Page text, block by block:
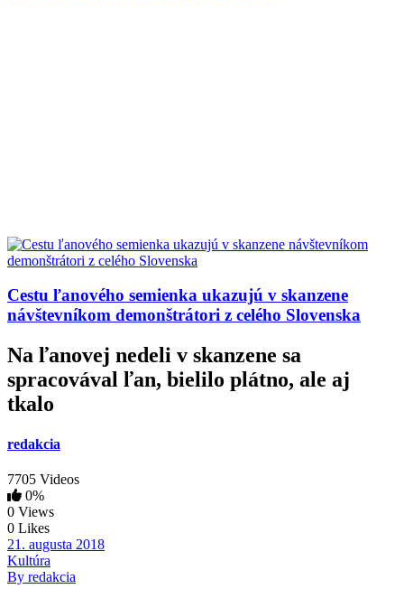
Cestu ľanového semienka ukazujú v skanzene
návštevníkom demonštrátori z celého Slovenska
Na ľanovej nedeli v skanzene sa
spracovával ľan, bielilo plátno, ale aj
tkalo
redakcia
7705 Videos
0%
0 Views
0 Likes
21. augusta 2018
Kultúra
By redakcia